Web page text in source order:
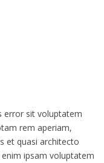
error sit voluptatem
rem aperiam,
et quasi architecto
ipsam voluptatem